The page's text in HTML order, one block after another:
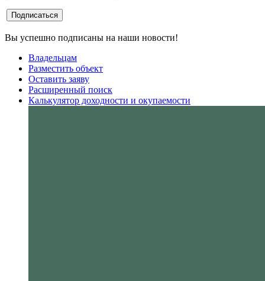
Вы успешно подписаны на наши новости!
Владельцам
Разместить объект
Оставить заяву
Расширенный поиск
Калькулятор доходности и окупаемости